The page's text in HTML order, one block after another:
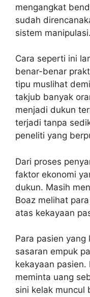
mengangkat
sudah
sistem manipulasi.
Cara seperti ini
benar-benar
tipu muslihat
takjub banyak
menjadi dukun
terjadi tanpa
peneliti yang
Dari proses
faktor ekonomi
dukun. Masih
Boaz melihat
atas kekayaan
Para pasien
sasaran empuk
kekayaan pasien.
meminta uang
sini kelak muncul